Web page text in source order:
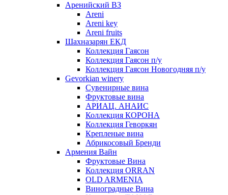
Аренийский ВЗ
Areni
Areni key
Areni fruits
Шахназарян ЕКД
Коллекция Гаясон
Коллекция Гаясон п/у
Коллекция Гаясон Новогодняя п/у
Gevorkian winery
Сувенирные вина
Фруктовые вина
АРИАЦ. АНАИС
Коллекция КОРОНА
Коллекция Геворкян
Крепленые вина
Абрикосовый Бренди
Армения Вайн
Фруктовые Вина
Коллекция ORRAN
OLD ARMENIA
Виноградные Вина